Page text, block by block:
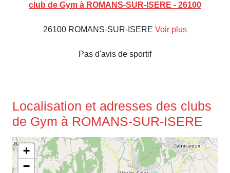
club de Gym à ROMANS-SUR-ISERE - 26100
26100 ROMANS-SUR-ISERE Voir plus
Pas d'avis de sportif
Localisation et adresses des clubs
de Gym à ROMANS-SUR-ISERE
+
−